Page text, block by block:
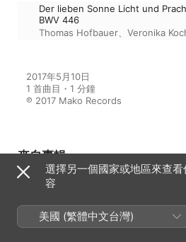
Der lieben Sonne Licht und
BWV 446
Thomas Hofbauer
Veronika
2017年5月10日
1 首曲目・1 分鐘
℗ 2017 Mako Records
來自專輯
Diatonische
Thomas Hofbauer、
選擇另一個國家或地區來查
容
美國 (繁體中文台灣)